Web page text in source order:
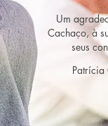
Um
Cachaço, à
seus
Patrícia